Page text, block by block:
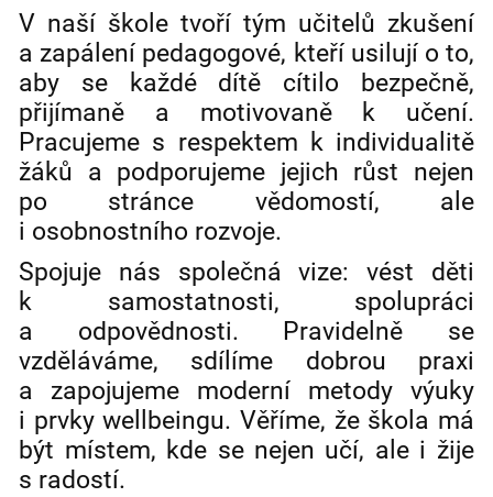
V naší škole tvoří tým učitelů zkušení
a zapálení pedagogové, kteří usilují o to,
aby se každé dítě cítilo bezpečně,
přijímaně a motivovaně k učení.
Pracujeme s respektem k individualitě
žáků a podporujeme jejich růst nejen
po stránce vědomostí, ale
i osobnostního rozvoje.
Spojuje nás společná vize: vést děti
k samostatnosti, spolupráci
a odpovědnosti. Pravidelně se
vzděláváme, sdílíme dobrou praxi
a zapojujeme moderní metody výuky
i prvky wellbeingu. Věříme, že škola má
být místem, kde se nejen učí, ale i žije
s radostí.